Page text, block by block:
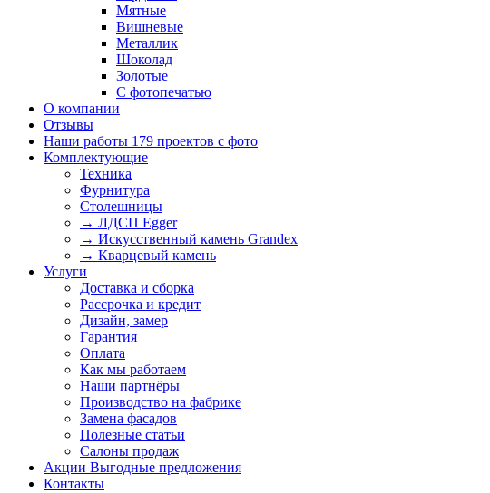
Мятные
Вишневые
Металлик
Шоколад
Золотые
С фотопечатью
О компании
Отзывы
Наши работы 179 проектов с фото
Комплектующие
Техника
Фурнитура
Столешницы
→ ЛДСП Egger
→ Искусственный камень Grandex
→ Кварцевый камень
Услуги
Доставка и сборка
Рассрочка и кредит
Дизайн, замер
Гарантия
Оплата
Как мы работаем
Наши партнёры
Производство на фабрике
Замена фасадов
Полезные статьи
Салоны продаж
Акции Выгодные предложения
Контакты